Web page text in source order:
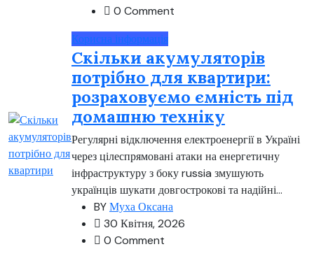
0 Comment
Корисна інформація
Скільки акумуляторів
потрібно для квартири:
розраховуємо ємність під
домашню техніку
Регулярні відключення електроенергії в Україні
через цілеспрямовані атаки на енергетичну
інфраструктуру з боку russia змушують
українців шукати довгострокові та надійні...
BYМуха Оксана
30 Квітня, 2026
0 Comment